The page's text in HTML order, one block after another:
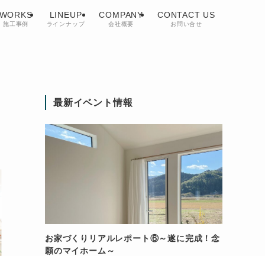
施工事例
LINEUP
ラインナップ
COMPANY
会社概要
CONTACT US
お問い合せ
最新イベント情報
お家づくりリアルレポート⑥～遂に完成！念
願のマイホーム～